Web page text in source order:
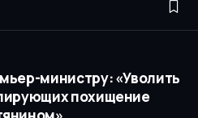
министру: «Уволить
похищение